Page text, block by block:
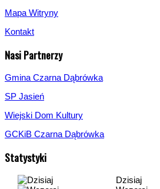
Mapa Witryny
Kontakt
Nasi Partnerzy
Gmina Czarna Dąbrówka
SP Jasień
Wiejski Dom Kultury
GCKiB Czarna Dąbrówka
Statystyki
Dzisiaj